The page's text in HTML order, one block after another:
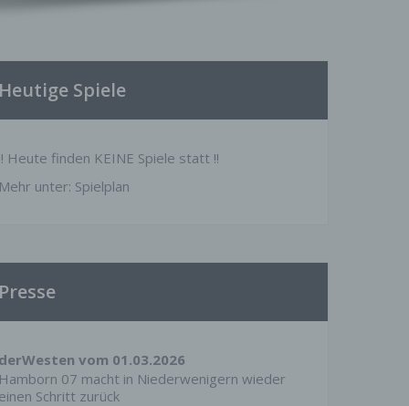
Heutige Spiele
!! Heute finden KEINE Spiele statt !!
Mehr unter: Spielplan
Presse
derWesten vom 01.03.2026
Hamborn 07 macht in Niederwenigern wieder
einen Schritt zurück